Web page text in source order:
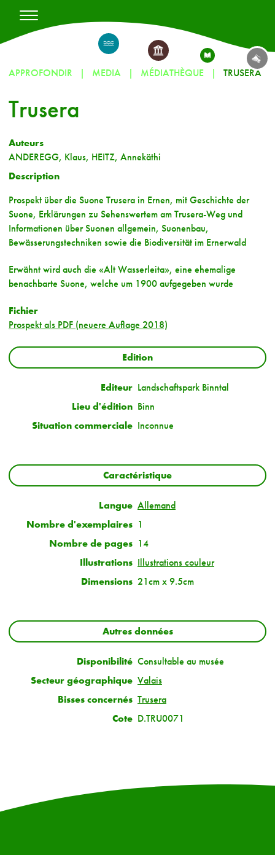
APPROFONDIR MEDIA MÉDIATHÈQUE TRUSERA
Trusera
Auteurs
ANDEREGG, Klaus, HEITZ, Annekäthi
Description
Prospekt über die Suone Trusera in Ernen, mit Geschichte der
Suone, Erklärungen zu Sehenswertem am Trusera-Weg und
Informationen über Suonen allgemein, Suonenbau,
Bewässerungstechniken sowie die Biodiversität im Ernerwald
Erwähnt wird auch die «Alt Wasserleita», eine ehemalige
benachbarte Suone, welche um 1900 aufgegeben wurde
Fichier
Prospekt als PDF (neuere Auflage 2018)
Edition
Editeur Landschaftspark Binntal
Lieu d'édition Binn
Situation commerciale Inconnue
Caractéristique
Langue Allemand
Nombre d'exemplaires 1
Nombre de pages 14
Illustrations Illustrations couleur
Dimensions 21cm x 9.5cm
Autres données
Disponibilité Consultable au musée
Secteur géographique Valais
Bisses concernés Trusera
Cote D.TRU0071